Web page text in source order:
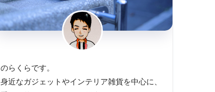
のらくらです。
身近なガジェットやインテリア雑貨を中心に、